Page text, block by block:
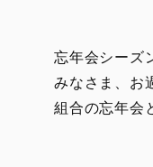
忘年会シーズ
みなさま、お
組合の忘年会